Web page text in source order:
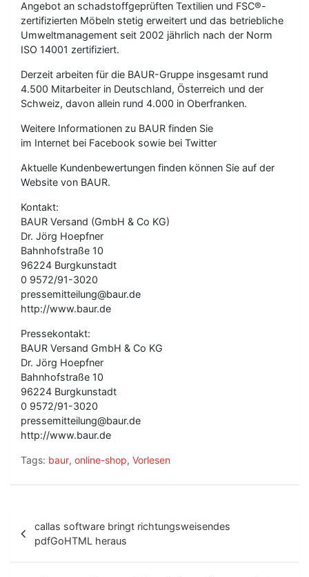
Angebot an schadstoffgeprüften Textilien und FSC®-
zertifizierten Möbeln stetig erweitert und das betriebliche
Umweltmanagement seit 2002 jährlich nach der Norm
ISO 14001 zertifiziert.
Derzeit arbeiten für die BAUR-Gruppe insgesamt rund
4.500 Mitarbeiter in Deutschland, Österreich und der
Schweiz, davon allein rund 4.000 in Oberfranken.
Weitere Informationen zu BAUR finden Sie
im Internet bei Facebook sowie bei Twitter
Aktuelle Kundenbewertungen finden können Sie auf der
Website von BAUR.
Kontakt:
BAUR Versand (GmbH & Co KG)
Dr. Jörg Hoepfner
Bahnhofstraße 10
96224 Burgkunstadt
0 9572/91-3020
pressemitteilung@baur.de
http://www.baur.de
Pressekontakt:
BAUR Versand GmbH & Co KG
Dr. Jörg Hoepfner
Bahnhofstraße 10
96224 Burgkunstadt
0 9572/91-3020
pressemitteilung@baur.de
http://www.baur.de
Tags: baur, online-shop, Vorlesen
e
i
callas software bringt richtungsweisendes
pdfGoHTML heraus